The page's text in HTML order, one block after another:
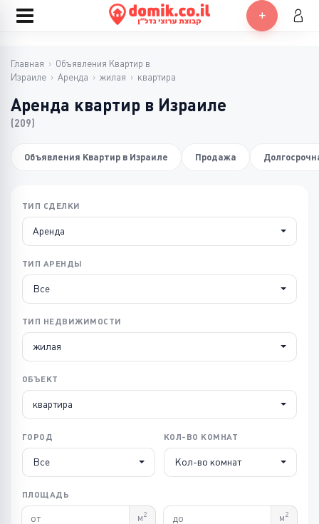
Главная › Объявления Квартир в
Израиле › Аренда › жилая › квартира
Аренда квартир в Израиле
(209)
Объявления Квартир в Израиле Продажа
ТИП СДЕЛКИ
Аренда
ТИП АРЕНДЫ
Все
ТИП НЕДВИЖИМОСТИ
жилая
ОБЪЕКТ
квартира
ГОРОД
Все
КОЛ-ВО КОМНАТ
Кол-во комнат
ПЛОЩАДЬ
м2 м2